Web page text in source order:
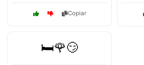
Copiar
🛏️🌹😏